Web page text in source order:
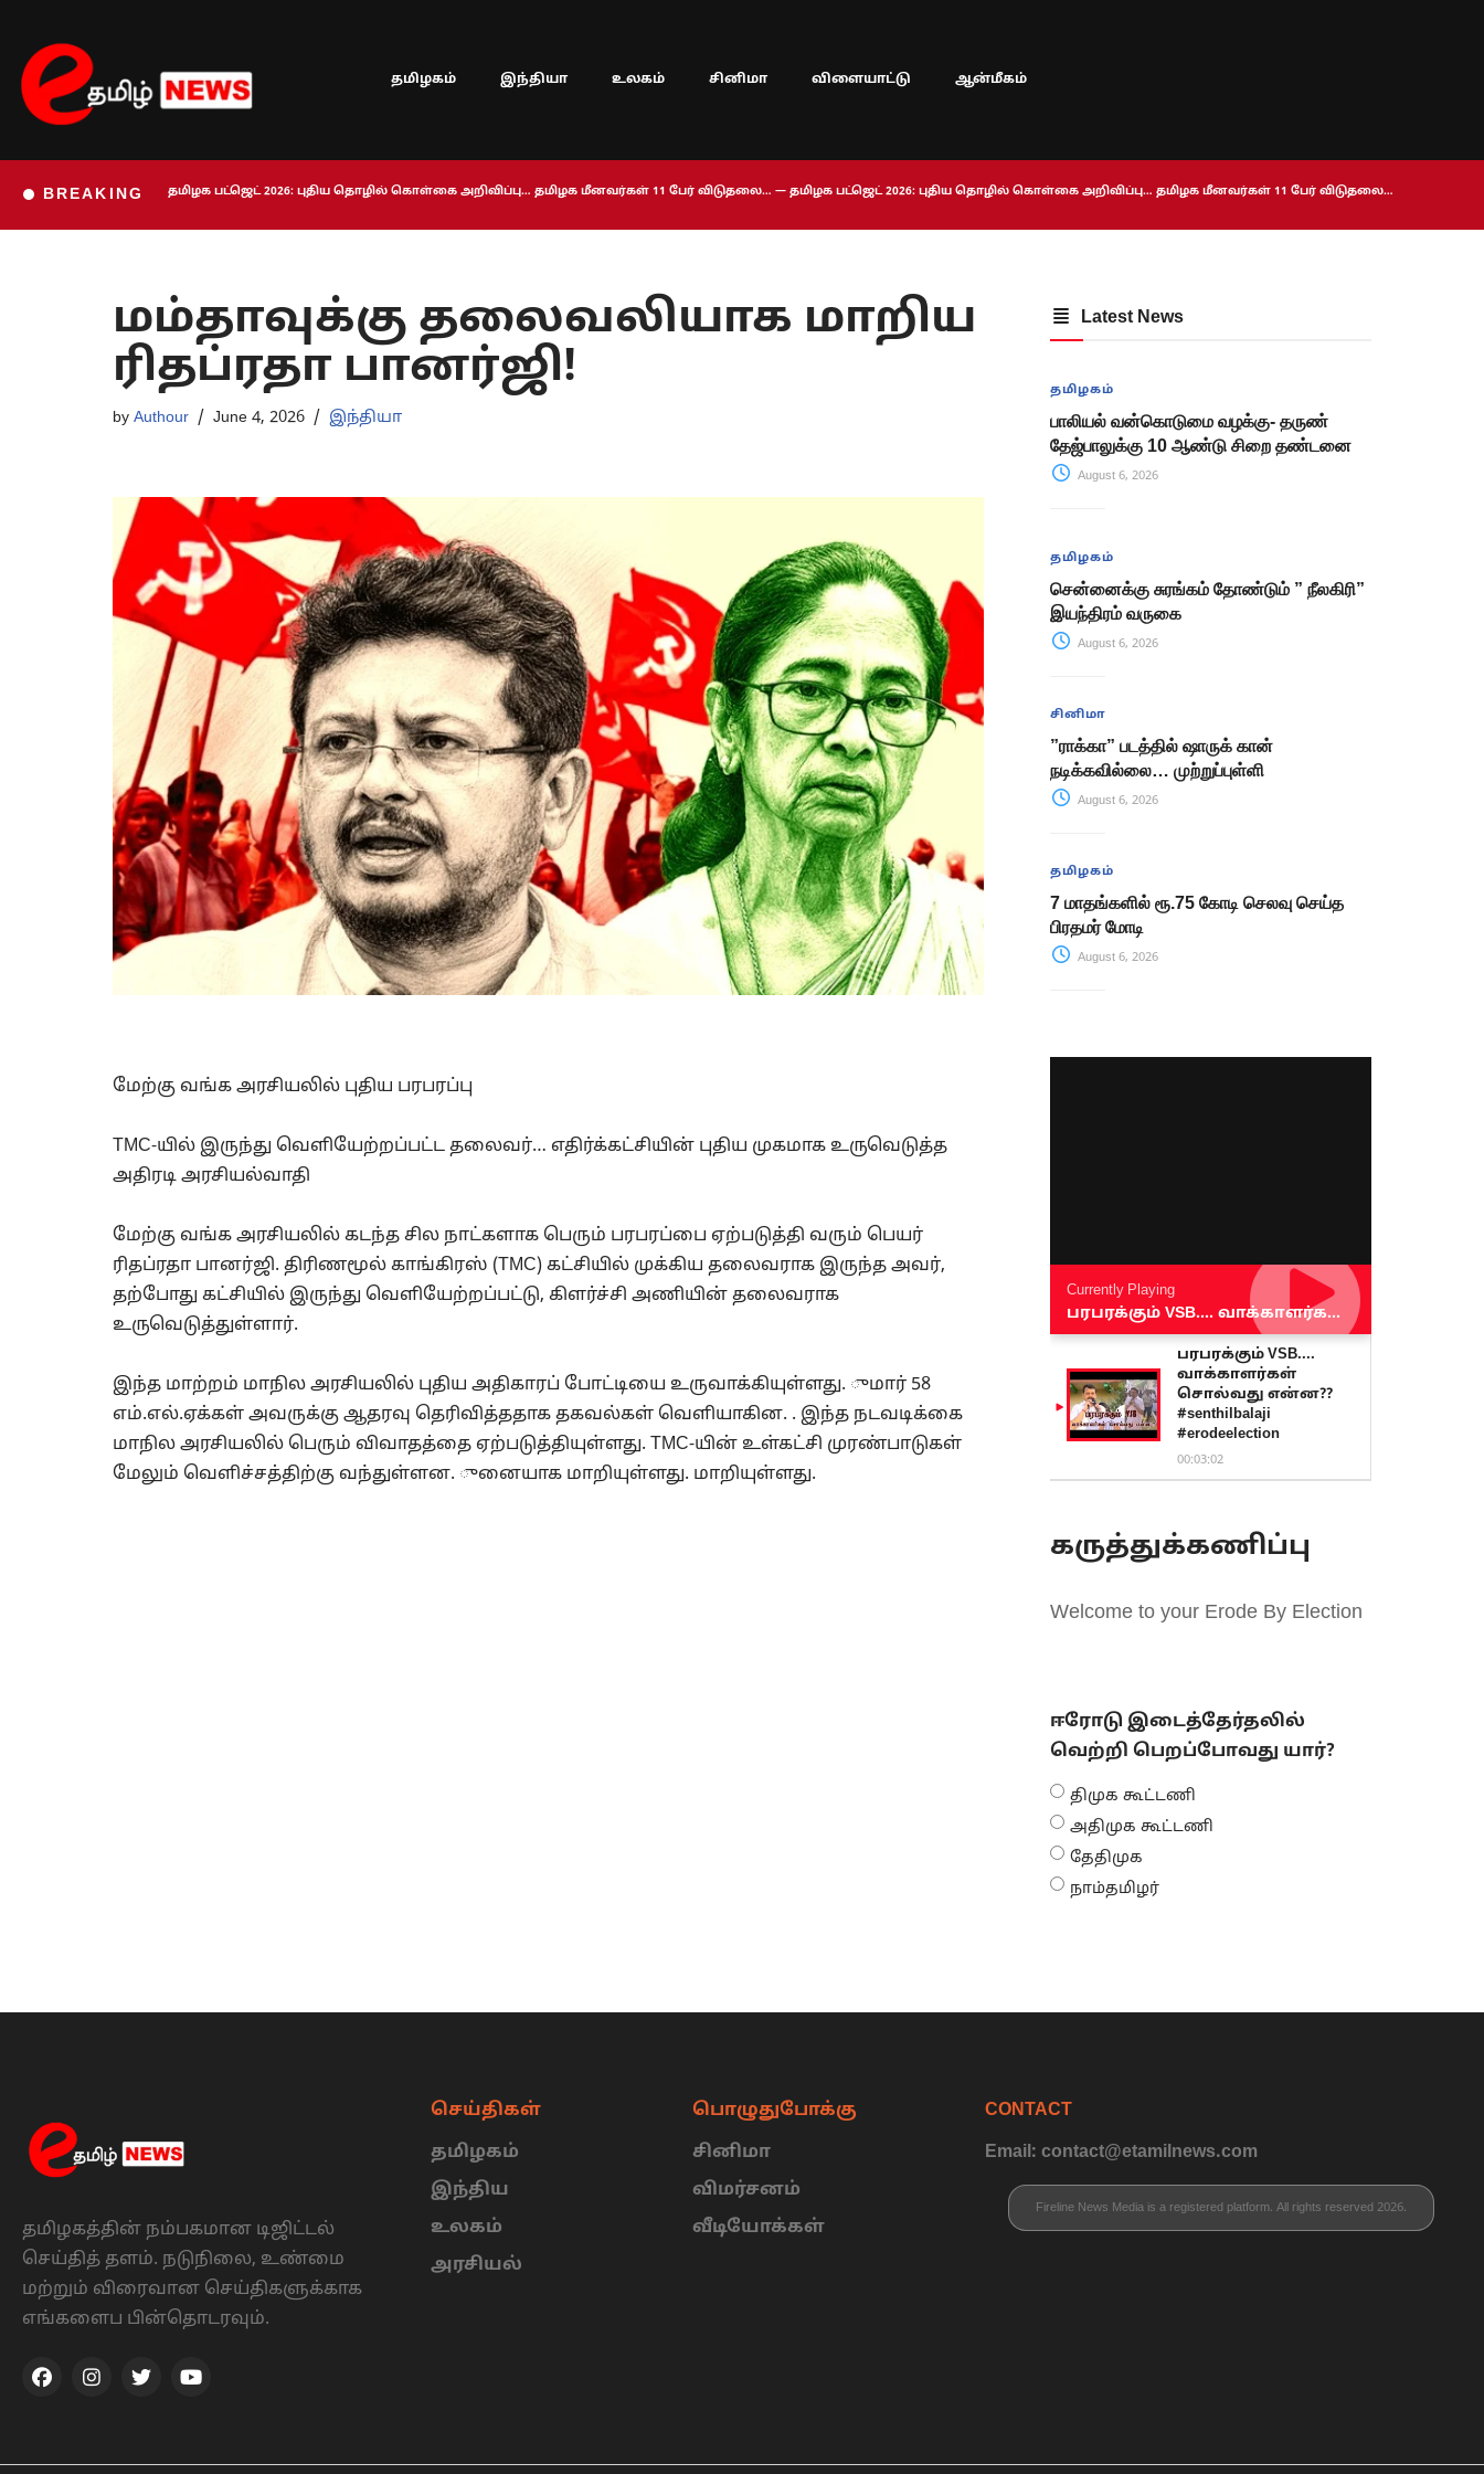
Skip
to
content
தமிழகம் இந்தியா உலகம் சினிமா விளையாட்டு ஆன்மீகம்
BREAKING தமிழக பட்ஜெட் 2026: புதிய தொழில் கொள்கை அறிவிப்பு… தமிழக மீனவர்கள் 11 பேர் விடுதலை… — தமிழக பட்ஜெட் 2026: புதிய தொழில் கொள்கை அறிவிப்பு… தமிழக மீனவர்கள் 11 பேர் விடுதலை…
மம்தாவுக்கு தலைவலியாக மாறிய
ரிதப்ரதா பானர்ஜி!
by Authour June 4, 2026 இந்தியா
மேற்கு வங்க அரசியலில் புதிய பரபரப்பு
TMC-யில் இருந்து வெளியேற்றப்பட்ட தலைவர்… எதிர்க்கட்சியின் புதிய முகமாக உருவெடுத்த
அதிரடி அரசியல்வாதி
மேற்கு வங்க அரசியலில் கடந்த சில நாட்களாக பெரும் பரபரப்பை ஏற்படுத்தி வரும் பெயர்
ரிதப்ரதா பானர்ஜி. திரிணமூல் காங்கிரஸ் (TMC) கட்சியில் முக்கிய தலைவராக இருந்த அவர்,
தற்போது கட்சியில் இருந்து வெளியேற்றப்பட்டு, கிளர்ச்சி அணியின் தலைவராக
உருவெடுத்துள்ளார்.
இந்த மாற்றம் மாநில அரசியலில் புதிய அதிகாரப் போட்டியை உருவாக்கியுள்ளது. ுமார் 58
எம்.எல்.ஏக்கள் அவருக்கு ஆதரவு தெரிவித்ததாக தகவல்கள் வெளியாகின. . இந்த நடவடிக்கை
மாநில அரசியலில் பெரும் விவாதத்தை ஏற்படுத்தியுள்ளது. TMC-யின் உள்கட்சி முரண்பாடுகள்
மேலும் வெளிச்சத்திற்கு வந்துள்ளன. ுனையாக மாறியுள்ளது. மாறியுள்ளது.
Latest News
தமிழகம்
பாலியல் வன்கொடுமை வழக்கு- தருண்
தேஜ்பாலுக்கு 10 ஆண்டு சிறை தண்டனை
August 6, 2026
தமிழகம்
சென்னைக்கு சுரங்கம் தோண்டும் ” நீலகிரி”
இயந்திரம் வருகை
August 6, 2026
சினிமா
”ராக்கா” படத்தில் ஷாருக் கான்
நடிக்கவில்லை… முற்றுப்புள்ளி
August 6, 2026
தமிழகம்
7 மாதங்களில் ரூ.75 கோடி செலவு செய்த
பிரதமர் மோடி
August 6, 2026
Currently Playing
பரபரக்கும் VSB.... வாக்காளர்கள் சொல்வது என்ன?? #senthilbalaji #erodeelection
பரபரக்கும் VSB....
வாக்காளர்கள்
சொல்வது என்ன??
#senthilbalaji
#erodeelection
00:03:02
கருத்துக்கணிப்பு
Welcome to your Erode By Election
ஈரோடு இடைத்தேர்தலில்
வெற்றி பெறப்போவது யார்?
திமுக கூட்டணி
அதிமுக கூட்டணி
தேதிமுக
நாம்தமிழர்
தமிழகத்தின் நம்பகமான டிஜிட்டல்
செய்தித் தளம். நடுநிலை, உண்மை
மற்றும் விரைவான செய்திகளுக்காக
எங்களைப பின்தொடரவும்.
செய்திகள்
தமிழகம்
இந்திய
உலகம்
அரசியல்
பொழுதுபோக்கு
சினிமா
விமர்சனம்
வீடியோக்கள்
CONTACT
Email: contact@etamilnews.com
Fireline News Media is a registered platform. All rights reserved 2026.